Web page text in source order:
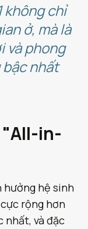
không chỉ
ở, mà là
và phong
nhất
in-
hưởng hệ sinh
rộng hơn
nhất, và đặc